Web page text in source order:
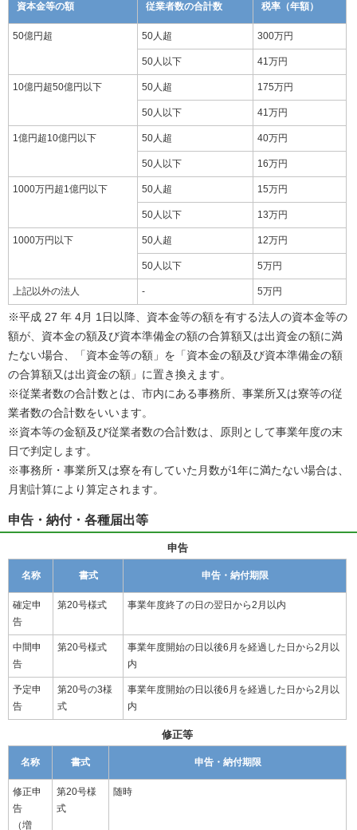
資本金等の額 従業者数の合計数 税率（年額）
50億円超 50人超 300万円
50人以下 41万円
10億円超50億円以下 50人超 175万円
50人以下 41万円
1億円超10億円以下 50人超 40万円
50人以下 16万円
1000万円超1億円以下 50人超 15万円
50人以下 13万円
1000万円以下 50人超 12万円
50人以下 5万円
上記以外の法人 - 5万円
※平成 27 年 4月 1日以降、資本金等の額を有する法人の資本金等の
額が、資本金の額及び資本準備金の額の合算額又は出資金の額に満
たない場合、「資本金等の額」を「資本金の額及び資本準備金の額
の合算額又は出資金の額」に置き換えます。
※従業者数の合計数とは、市内にある事務所、事業所又は寮等の従
業者数の合計数をいいます。
※資本等の金額及び従業者数の合計数は、原則として事業年度の末
日で判定します。
※事務所・事業所又は寮を有していた月数が1年に満たない場合は、
月割計算により算定されます。
申告・納付・各種届出等
申告
名称 書式 申告・納付期限
確定申
告
第20号様式 事業年度終了の日の翌日から2月以内
中間申
告
第20号様式
事業年度開始の日以後6月を経過した日から2月以
内
予定申
告
第20号の3様
式
事業年度開始の日以後6月を経過した日から2月以
内
修正等
名称 書式 申告・納付期限
修正申
告
（増
第20号様
式
随時